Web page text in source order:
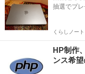
協力いただけ...
抽選でプ
くらしノート
HP制作
ンス希